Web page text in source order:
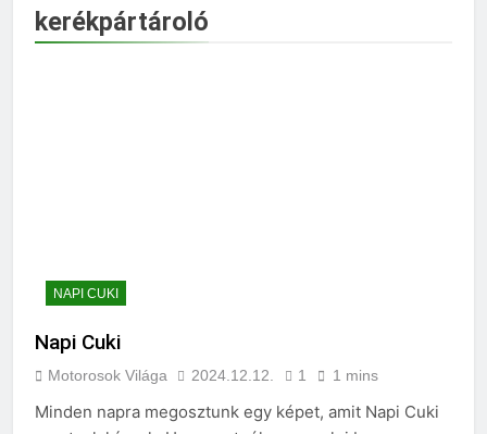
kerékpártároló
NAPI CUKI
Napi Cuki
Motorosok Világa 2024.12.12. 1 1 mins
Minden napra megosztunk egy képet, amit Napi Cuki